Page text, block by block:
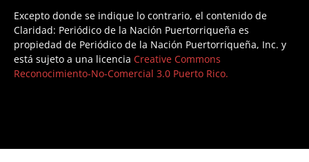
Excepto donde se indique lo contrario, el contenido de
Claridad: Periódico de la Nación Puertorriqueña es
propiedad de Periódico de la Nación Puertorriqueña, Inc. y
está sujeto a una licencia Creative Commons
Reconocimiento-No-Comercial 3.0 Puerto Rico.